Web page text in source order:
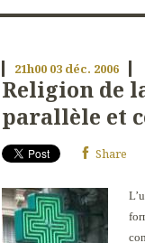
21h00 03 déc. 2006
Religion de
parallèle et
Share